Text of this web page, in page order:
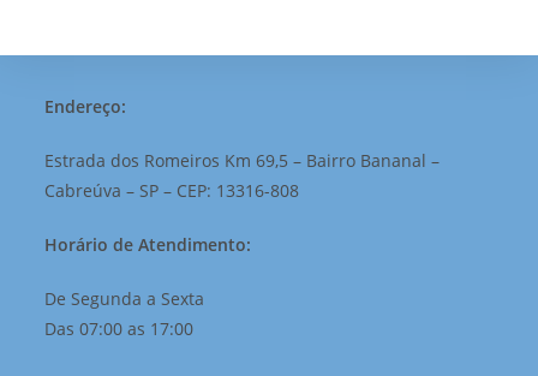
Endereço:
Estrada dos Romeiros Km 69,5 – Bairro Bananal –
Cabreúva – SP – CEP: 13316-808
Horário de Atendimento:
De Segunda a Sexta
Das 07:00 as 17:00